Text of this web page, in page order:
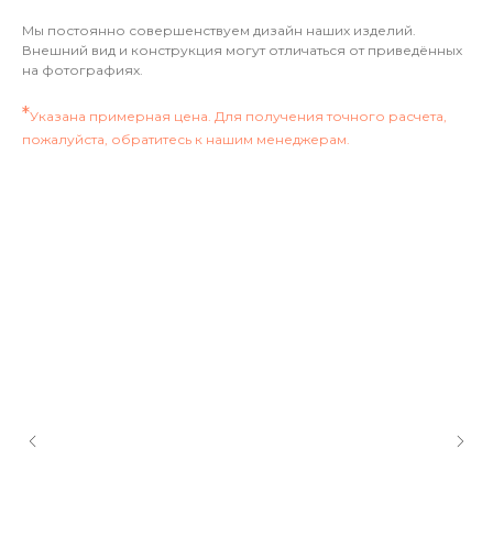
Мы постоянно совершенствуем дизайн наших изделий.
Внешний вид и конструкция могут отличаться от приведённых
на фотографиях.
*Указана примерная цена. Для получения точного расчета,
пожалуйста, обратитесь к нашим менеджерам.